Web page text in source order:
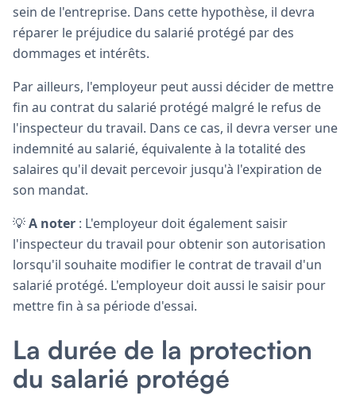
sein de l'entreprise. Dans cette hypothèse, il devra
réparer le préjudice du salarié protégé par des
dommages et intérêts.
Par ailleurs, l'employeur peut aussi décider de mettre
fin au contrat du salarié protégé malgré le refus de
l'inspecteur du travail. Dans ce cas, il devra verser une
indemnité au salarié, équivalente à la totalité des
salaires qu'il devait percevoir jusqu'à l'expiration de
son mandat.
💡A noter : L'employeur doit également saisir
l'inspecteur du travail pour obtenir son autorisation
lorsqu'il souhaite modifier le contrat de travail d'un
salarié protégé. L'employeur doit aussi le saisir pour
mettre fin à sa période d'essai.
La durée de la protection
du salarié protégé